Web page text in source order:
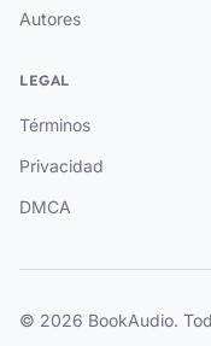
Autores
LEGAL
Términos
Privacidad
DMCA
© 2026 BookAudio.